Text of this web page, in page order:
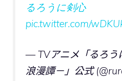
るろうに剣心
pic.twitter.com/
— TVアニメ「るろう
浪漫譚－」公式